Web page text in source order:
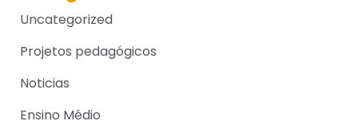
Uncategorized
Projetos pedagógicos
Noticias
Ensino Médio